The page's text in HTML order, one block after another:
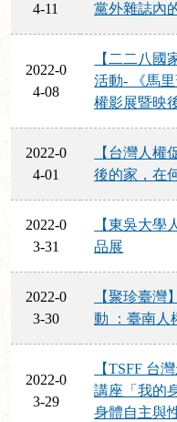
4-11
黨外雜誌內
2022-0
4-08
【二二八國
活動- 《馬
權影展暨映
2022-0
4-01
【台灣人權
後的家，在
2022-0
3-31
【東吳大
品展
2022-0
3-30
【聚珍臺灣
動 ：臺南人
2022-0
3-29
【TSFF 台
講座「我的
身體自主與